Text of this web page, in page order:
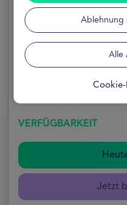
Ablehnung
Alle
Cookie-
Kreditkarte
ANWENDUNG
VERFÜGBARKEIT
Jetzt